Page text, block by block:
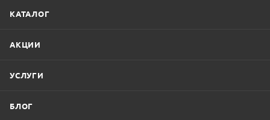
КАТАЛОГ
АКЦИИ
УСЛУГИ
БЛОГ